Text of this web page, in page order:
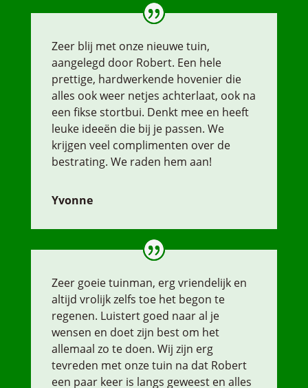
Zeer blij met onze nieuwe tuin,
aangelegd door Robert. Een hele
prettige, hardwerkende hovenier die
alles ook weer netjes achterlaat, ook na
een fikse stortbui. Denkt mee en heeft
leuke ideeën die bij je passen. We
krijgen veel complimenten over de
bestrating. We raden hem aan!
Yvonne
Zeer goeie tuinman, erg vriendelijk en
altijd vrolijk zelfs toe het begon te
regenen. Luistert goed naar al je
wensen en doet zijn best om het
allemaal zo te doen. Wij zijn erg
tevreden met onze tuin na dat Robert
een paar keer is langs geweest en alles